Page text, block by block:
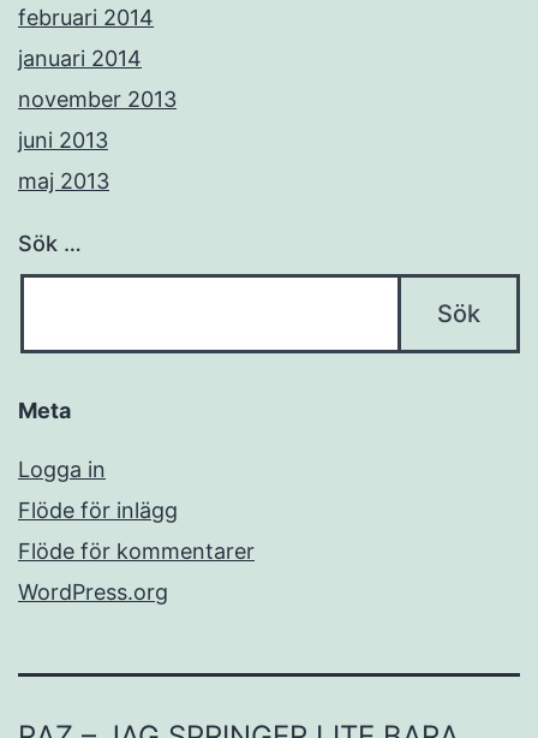
februari 2014
januari 2014
november 2013
juni 2013
maj 2013
Sök …
Meta
Logga in
Flöde för inlägg
Flöde för kommentarer
WordPress.org